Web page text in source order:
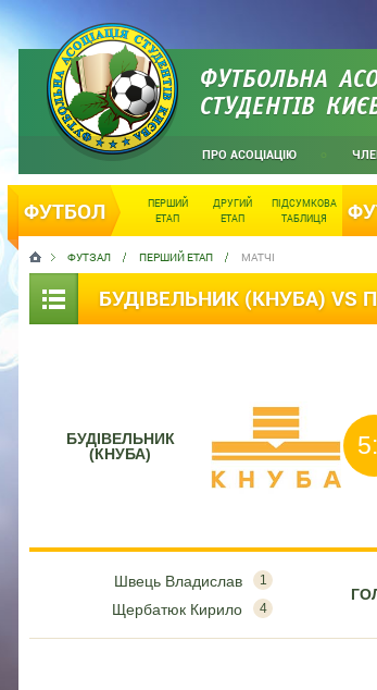
ФУТБОЛЬНА
СТУДЕНТІВ
ПРО АСОЦІАЦІЮ
ФУТБОЛ
ПЕРШИЙ
ЕТАП
ДРУГИЙ
ЕТАП
ПІДСУМКОВА
ТАБЛИЦЯ
ФУТЗАЛ ПЕРШИЙ ЕТАП МАТЧІ
БУДІВЕЛЬНИК (КНУБА) VS
БУДІВЕЛЬНИК
(КНУБА)
1
Швець Владислав
4
Щербатюк Кирило